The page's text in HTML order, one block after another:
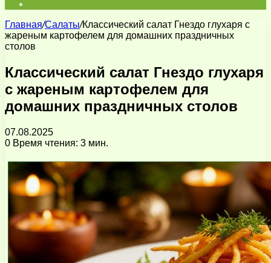
Главная/Салаты/Классический салат Гнездо глухаря с
жареным картофелем для домашних праздничных
столов
Классический салат Гнездо глухаря
с жареным картофелем для
домашних праздничных столов
07.08.2025
0 Время чтения: 3 мин.